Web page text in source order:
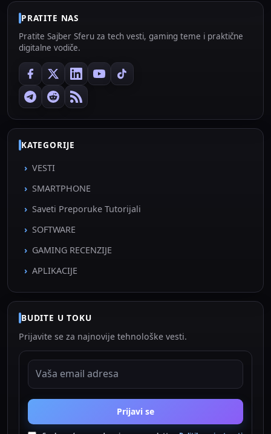
PRATITE NAS
Pratite Sajber Sferu za tech vesti, gaming teme i praktične
digitalne vodiče.
KATEGORIJE
VESTI
SMARTPHONE
Saveti Preporuke Tutorijali
SOFTWARE
GAMING RECENZIJE
APLIKACIJE
BUDITE U TOKU
Prijavite se za najnovije tehnološke vesti.
EMAIL ADRESA
Prijavi se